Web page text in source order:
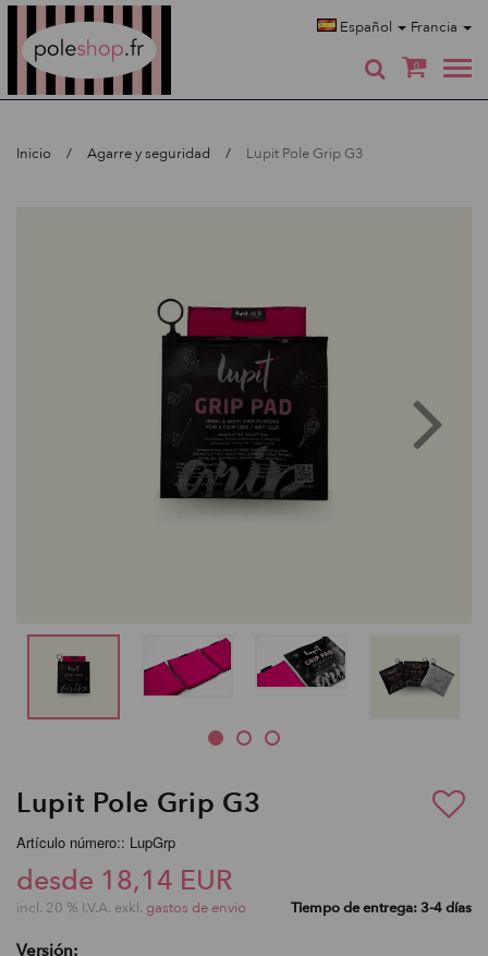
Español Francia
0
Inicio Agarre y seguridad Lupit Pole Grip G3
Lupit Pole Grip G3
Artículo número:: LupGrp
desde 18,14 EUR
incl. 20 % I.V.A. exkl. gastos de envio Tiempo de entrega: 3-4 días
Versión: